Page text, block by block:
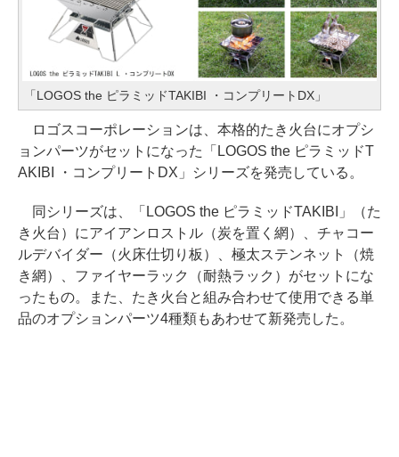
「LOGOS the ピラミッドTAKIBI ・コンプリートDX」
ロゴスコーポレーションは、本格的たき火台にオプシ
ョンパーツがセットになった「LOGOS the ピラミッドT
AKIBI ・コンプリートDX」シリーズを発売している。
同シリーズは、「LOGOS the ピラミッドTAKIBI」（た
き火台）にアイアンロストル（炭を置く網）、チャコー
ルデバイダー（火床仕切り板）、極太ステンネット（焼
き網）、ファイヤーラック（耐熱ラック）がセットにな
ったもの。また、たき火台と組み合わせて使用できる単
品のオプションパーツ4種類もあわせて新発売した。